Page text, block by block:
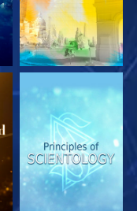
シリーズを探求